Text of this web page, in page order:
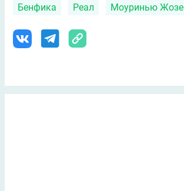
Бенфика Реал Моуринью Жозе